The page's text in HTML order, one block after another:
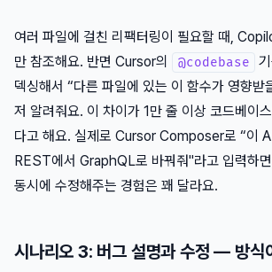
여러 파일에 걸친 리팩터링이 필요할 때,
만 참조해요. 반면 Cursor의
@codebase
덱싱해서 “다른 파일에 있는 이 함수가 영향받
저 알려줘요. 이 차이가 1만 줄 이상 코드베이
다고 해요. 실제로 Cursor Composer로 “이
REST에서 GraphQL로 바꿔줘"라고 입력하
동시에 수정해주는 경험은 꽤 달라요.
시나리오 3: 버그 설명과 수정 — 방식